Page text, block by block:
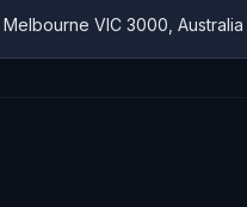
VIC 3000, Australia